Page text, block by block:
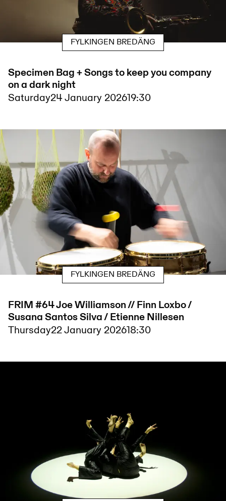
FYLKINGEN BREDÄNG
Specimen Bag + Songs to keep you company
on a dark night
Saturday24 January 202619:30
FYLKINGEN BREDÄNG
FRIM #64 Joe Williamson // Finn Loxbo /
Susana Santos Silva / Etienne Nillesen
Thursday22 January 202618:30